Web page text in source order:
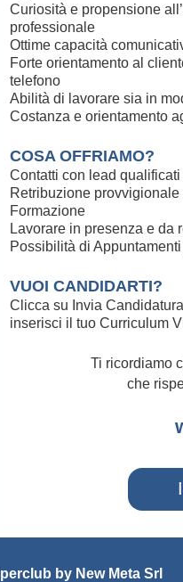
Curiosità e propensione
professionale
Ottime capacità
Forte orientamento al
telefono
Abilità di lavorare sia in
Costanza e orientamento
COSA OFFRIAMO?
Contatti con lead qualificati
Retribuzione provvigionale
Formazione
Lavorare in presenza e da
Possibilità di
VUOI CANDIDARTI?
Clicca su Invia Candidatura
inserisci il tuo Curriculum
Ti ricordiamo
che
Iperclub by New Meta Srl